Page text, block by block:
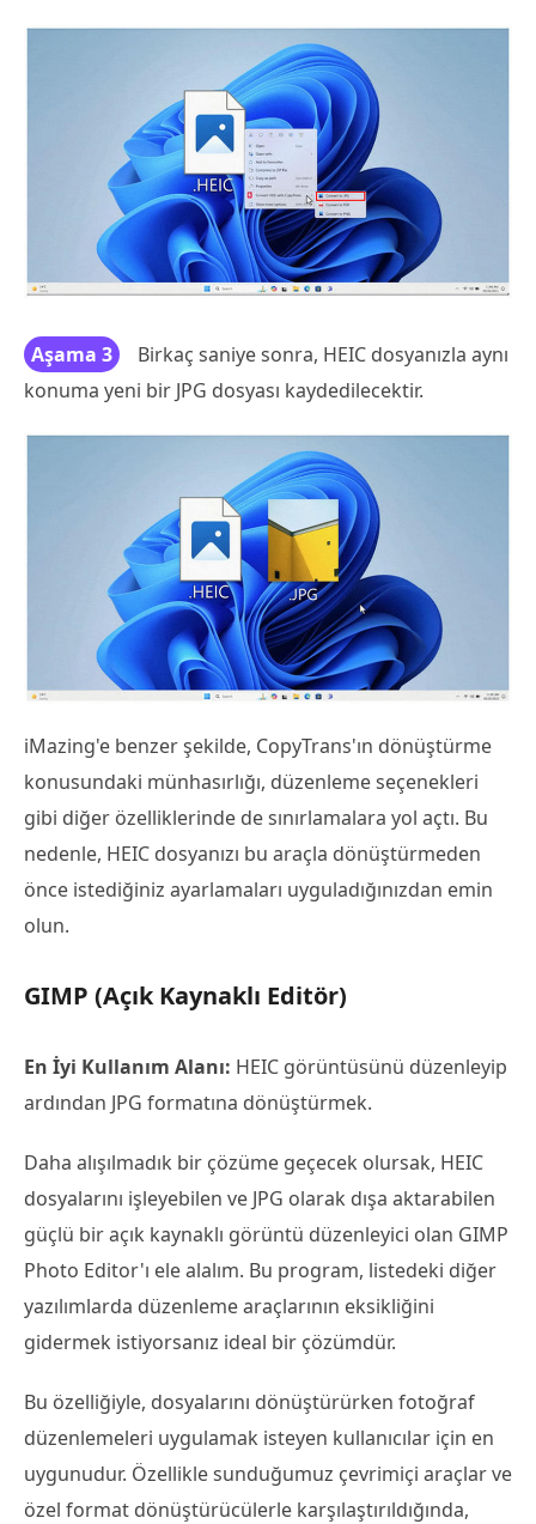
Aşama 3
Birkaç saniye sonra, HEIC dosyanızla aynı
konuma yeni bir JPG dosyası kaydedilecektir.
iMazing'e benzer şekilde, CopyTrans'ın dönüştürme
konusundaki münhasırlığı, düzenleme seçenekleri
gibi diğer özelliklerinde de sınırlamalara yol açtı. Bu
nedenle, HEIC dosyanızı bu araçla dönüştürmeden
önce istediğiniz ayarlamaları uyguladığınızdan emin
olun.
GIMP (Açık Kaynaklı Editör)
En İyi Kullanım Alanı: HEIC görüntüsünü düzenleyip
ardından JPG formatına dönüştürmek.
Daha alışılmadık bir çözüme geçecek olursak, HEIC
dosyalarını işleyebilen ve JPG olarak dışa aktarabilen
güçlü bir açık kaynaklı görüntü düzenleyici olan GIMP
Photo Editor'ı ele alalım. Bu program, listedeki diğer
yazılımlarda düzenleme araçlarının eksikliğini
gidermek istiyorsanız ideal bir çözümdür.
Bu özelliğiyle, dosyalarını dönüştürürken fotoğraf
düzenlemeleri uygulamak isteyen kullanıcılar için en
uygunudur. Özellikle sunduğumuz çevrimiçi araçlar ve
özel format dönüştürücülerle karşılaştırıldığında,